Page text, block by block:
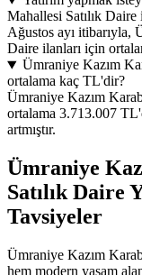
Mahallesi Satılık
Ağustos ayı itibarıyla,
Daire ilanları için
Ümraniye Kazım
ortalama kaç TL'dir?
Ümraniye Kazım
ortalama 3.713.007
artmıştır.
Ümraniye
Satılık Daire
Tavsiyeler
Ümraniye Kazım
hem modern yaşam